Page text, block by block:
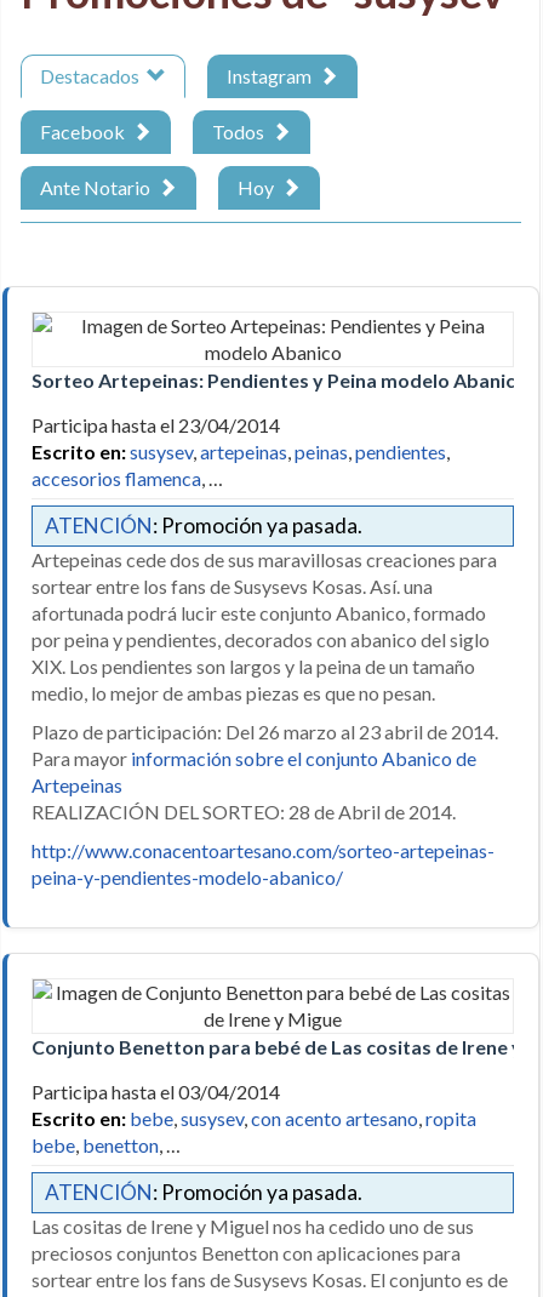
Destacados Instagram
Facebook Todos
Ante Notario Hoy
Sorteo Artepeinas: Pendientes y Peina modelo Abanico
Participa hasta el 23/04/2014
Escrito en:susysev,artepeinas,peinas,pendientes,
accesorios flamenca, …
ATENCIÓN: Promoción ya pasada.
Artepeinas cede dos de sus maravillosas creaciones para
sortear entre los fans de Susysevs Kosas. Así. una
afortunada podrá lucir este conjunto Abanico, formado
por peina y pendientes, decorados con abanico del siglo
XIX. Los pendientes son largos y la peina de un tamaño
medio, lo mejor de ambas piezas es que no pesan.
Plazo de participación: Del 26 marzo al 23 abril de 2014.
Para mayor información sobre el conjunto Abanico de
Artepeinas
REALIZACIÓN DEL SORTEO: 28 de Abril de 2014.
http://www.conacentoartesano.com/sorteo-artepeinas-
peina-y-pendientes-modelo-abanico/
Conjunto Benetton para bebé de Las cositas de Irene y
Participa hasta el 03/04/2014
Escrito en: bebe,susysev,con acento artesano,ropita
bebe, benetton, …
ATENCIÓN: Promoción ya pasada.
Las cositas de Irene y Miguel nos ha cedido uno de sus
preciosos conjuntos Benetton con aplicaciones para
sortear entre los fans de Susysevs Kosas. El conjunto es de